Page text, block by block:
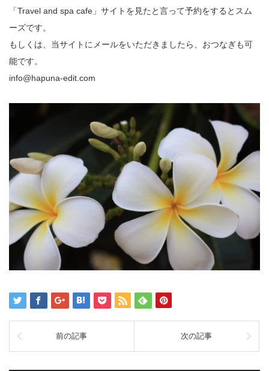
「Travel and spa cafe」サイトを見たと言って予約をするとスム
ーズです。
もしくは、当サイトにメールをいただきましたら、おつなぎも可
能です。
info@hapuna-edit.com
前の記事 次の記事